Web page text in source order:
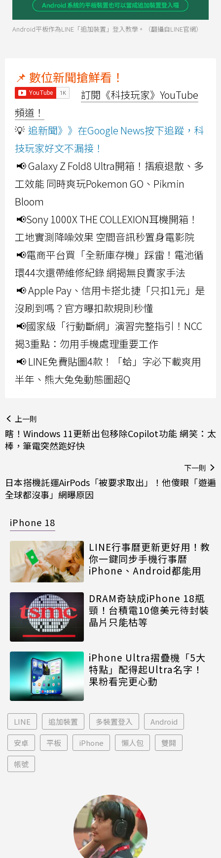
Android平板作為LINE「追加裝置」登入教學。（翻攝自LINE官網）
📌 數位新聞搶鮮看！
訂閱《科技玩家》YouTube
頻道！
💡 追新聞》》在Google News按下追蹤，科
技玩家好文不漏接！
📢 Galaxy Z Fold8 Ultra開箱！摺痕退散、多
工效能 同時爽玩Pokemon GO、Pikmin
Bloom
📢Sony 1000X THE COLLEXION耳機開箱！
工地實測降噪效果 空間音訊秒置身電影院
📢電商平台買「全新庫存機」踩雷！電池循
環44次還帶維修紀錄 網揭無良賣家手法
📢 Apple Pay、信用卡搭北捷「只扣1元」是
沒刷到嗎？官方曝扣款規則秒懂
📢國家級「行動斷網」演習完整指引！NCC
揭3重點：勿用手機處理重要工作
📢 LINE免費貼圖4款！「蛤」字必下載爽用
半年、熊大兔兔動態圖超Q
上一則
瞎！Windows 11更新出包移除Copilot功能 網笑：太
棒，筆電突然跑好快
下一則
日本搭機託運AirPods「被要求取出」！他傻眼「遊遍
全球都沒事」網曝原因
iPhone 18
LINE行事曆更新更好用！教
你一鍵同步手機行事曆
iPhone、Android都能用
DRAM奇缺成iPhone 18瓶
頸！台積電10億美元待封裝
晶片只能枯等
iPhone Ultra摺疊機「5大
特點」配得起Ultra名字！
果粉看完更心動
LINE 追加裝置 多裝置登入 Android
安卓 平板 iPhone 懶人包 雙開
帳號